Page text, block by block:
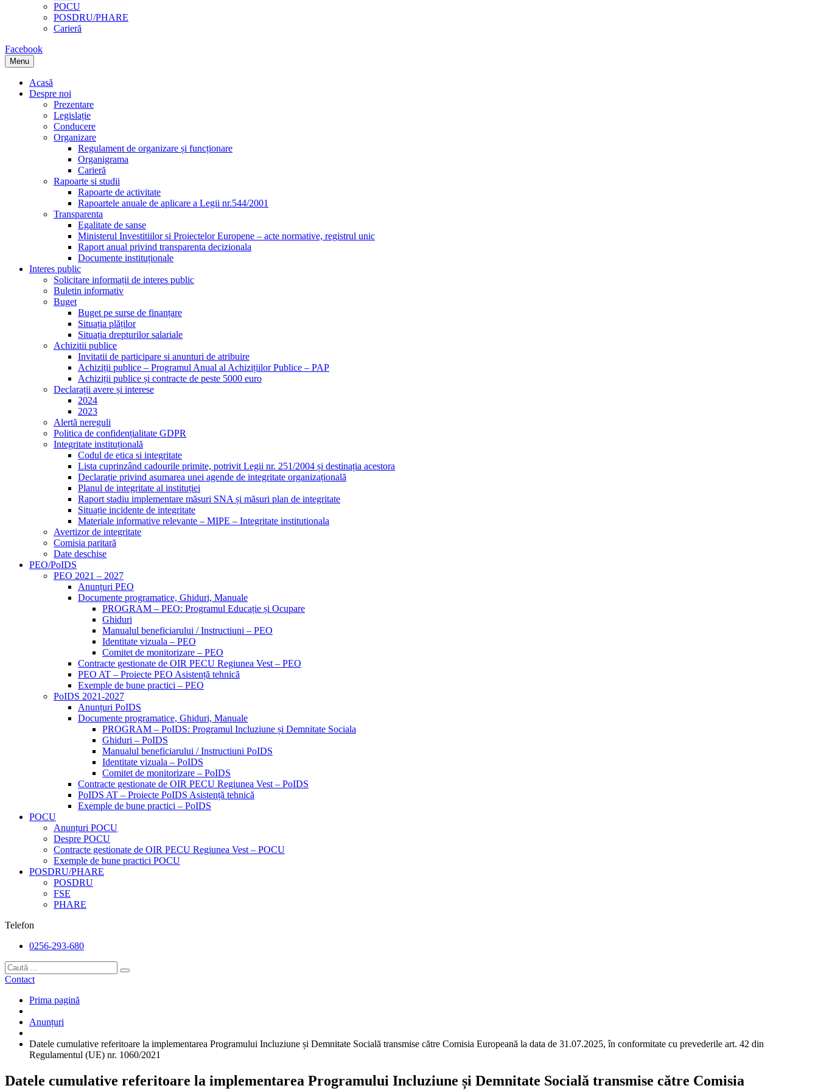
POCU
POSDRU/PHARE
Carieră
Facebook
Menu
Acasă
Despre noi
Prezentare
Legislație
Conducere
Organizare
Regulament de organizare și funcționare
Organigrama
Carieră
Rapoarte si studii
Rapoarte de activitate
Rapoartele anuale de aplicare a Legii nr.544/2001
Transparenta
Egalitate de sanse
Ministerul Investitiilor si Proiectelor Europene – acte normative, registrul unic
Raport anual privind transparenta decizionala
Documente instituționale
Interes public
Solicitare informații de interes public
Buletin informativ
Buget
Buget pe surse de finanțare
Situația plăților
Situația drepturilor salariale
Achizitii publice
Invitatii de participare si anunturi de atribuire
Achiziții publice – Programul Anual al Achizițiilor Publice – PAP
Achiziții publice și contracte de peste 5000 euro
Declarații avere și interese
2024
2023
Alertă nereguli
Politica de confidențialitate GDPR
Integritate instituțională
Codul de etica si integritate
Lista cuprinzând cadourile primite, potrivit Legii nr. 251/2004 și destinația acestora
Declarație privind asumarea unei agende de integritate organizațională
Planul de integritate al instituției
Raport stadiu implementare măsuri SNA și măsuri plan de integritate
Situație incidente de integritate
Materiale informative relevante – MIPE – Integritate institutionala
Avertizor de integritate
Comisia paritară
Date deschise
PEO/PoIDS
PEO 2021 – 2027
Anunțuri PEO
Documente programatice, Ghiduri, Manuale
PROGRAM – PEO: Programul Educație și Ocupare
Ghiduri
Manualul beneficiarului / Instructiuni – PEO
Identitate vizuala – PEO
Comitet de monitorizare – PEO
Contracte gestionate de OIR PECU Regiunea Vest – PEO
PEO AT – Proiecte PEO Asistență tehnică
Exemple de bune practici – PEO
PoIDS 2021-2027
Anunțuri PoIDS
Documente programatice, Ghiduri, Manuale
PROGRAM – PoIDS: Programul Incluziune și Demnitate Sociala
Ghiduri – PoIDS
Manualul beneficiarului / Instructiuni PoIDS
Identitate vizuala – PoIDS
Comitet de monitorizare – PoIDS
Contracte gestionate de OIR PECU Regiunea Vest – PoIDS
PoIDS AT – Proiecte PoIDS Asistență tehnică
Exemple de bune practici – PoIDS
POCU
Anunțuri POCU
Despre POCU
Contracte gestionate de OIR PECU Regiunea Vest – POCU
Exemple de bune practici POCU
POSDRU/PHARE
POSDRU
FSE
PHARE
Telefon
0256-293-680
Contact
Prima pagină
Anunțuri
Datele cumulative referitoare la implementarea Programului Incluziune și Demnitate Socială transmise către Comisia Europeană la data de 31.07.2025, în conformitate cu prevederile art. 42 din
Regulamentul (UE) nr. 1060/2021
Datele cumulative referitoare la implementarea Programului Incluziune și Demnitate Socială transmise către Comisia